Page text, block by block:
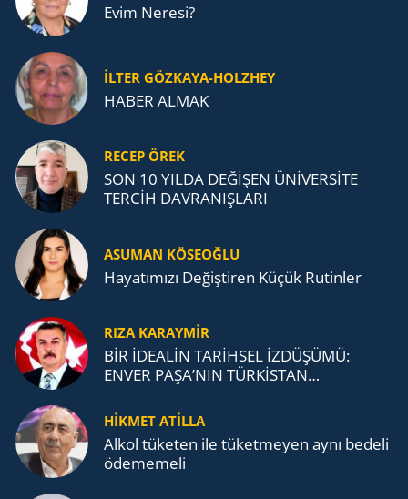
Evim Neresi?
İLTER GÖZKAYA-HOLZHEY
HABER ALMAK
RECEP ÖREK
SON 10 YILDA DEĞİŞEN ÜNİVERSİTE
TERCİH DAVRANIŞLARI
ASUMAN KÖSEOĞLU
Ha­ya­tı­mı­zı De­ğiş­ti­ren Küçük Ru­tin­ler
RIZA KARAYMIR
BİR İDEALİN TARİHSEL İZDÜŞÜMÜ:
ENVER PAŞA’NIN TÜRKİSTAN
TEŞKİLATI’NA UZANAN MİRASI
HİKMET ATİLLA
Alkol tü­ke­ten ile tü­ket­me­yen aynı be­de­li
öde­me­me­li